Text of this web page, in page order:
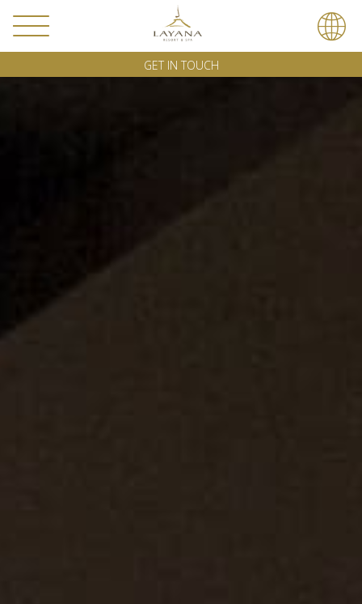
GET IN TOUCH